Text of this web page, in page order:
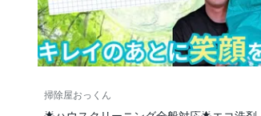
掃除屋おっくん